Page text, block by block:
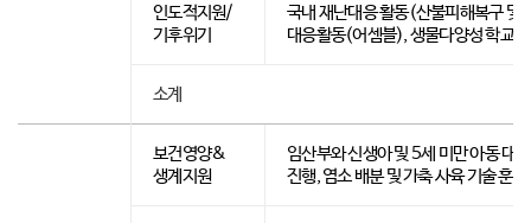
인도적지원/
기후위기
국내 재난대응 활동(산불피해복구 및
대응활동(어셈블), 생물다양성 학교
소계
보건영양&
생계지원
임산부와 신생아 및 5세 미만 아동 대
진행, 염소 배분 및 가축 사육 기술 훈